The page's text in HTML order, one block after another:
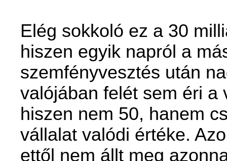
Elég sokkoló ez a 30
hiszen egyik napról a
szemfényvesztés után
valójában felét sem éri a
hiszen nem 50, hanem
vállalat valódi értéke.
ettől nem állt meg